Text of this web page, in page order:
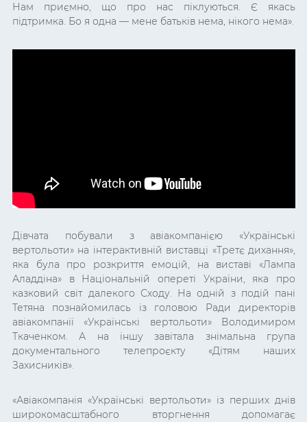
Нам приємно, що про нас піклуються. Є якась
підтримка. Бо я одна — мене батьків нема, нікого нема».
Дівчата побували з авіакомпанією «Українські
вертольоти» на інтерактивній виставці «Третє дихання»,
яка була про розкриття емоцій, на виставі «Лампа
Аладдіна» в Національній опереті України, яка про
казковий світ далекого Сходу. На одній з подій пані
Тетяна познайомилась із головою Ради директорів
авіакомпанії «Українські вертольоти» Володимиром
Ткаченком. А на іншу завітала знімальна група
документального телепроєкту «Дітям наших
Захисників».
«Авіакомпанія «Українські вертольоти» із перших днів
широкомасштабного вторгнення допомагає